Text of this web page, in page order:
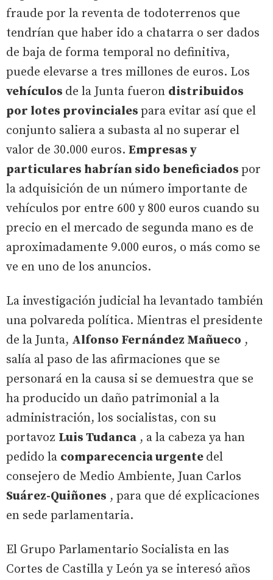
fraude por la reventa de todoterrenos que
tendrían que haber ido a chatarra o ser dados
de baja de forma temporal no definitiva,
puede elevarse a tres millones de euros. Los
vehículos de la Junta fueron distribuidos
por lotes provinciales para evitar así que el
conjunto saliera a subasta al no superar el
valor de 30.000 euros. Empresas y
particulares habrían sido beneficiados por
la adquisición de un número importante de
vehículos por entre 600 y 800 euros cuando su
precio en el mercado de segunda mano es de
aproximadamente 9.000 euros, o más como se
ve en uno de los anuncios.
La investigación judicial ha levantado también
una polvareda política. Mientras el presidente
de la Junta, Alfonso Fernández Mañueco ,
salía al paso de las afirmaciones que se
personará en la causa si se demuestra que se
ha producido un daño patrimonial a la
administración, los socialistas, con su
portavoz Luis Tudanca , a la cabeza ya han
pedido la comparecencia urgente del
consejero de Medio Ambiente, Juan Carlos
Suárez-Quiñones , para que dé explicaciones
en sede parlamentaria.
El Grupo Parlamentario Socialista en las
Cortes de Castilla y León ya se interesó años